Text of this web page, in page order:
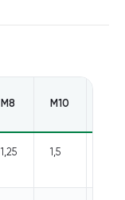
M8 M10
1,25 1,5